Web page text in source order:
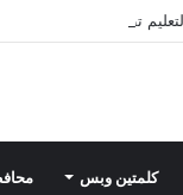
تطلق تدريس اللغة
كلمتين وبس